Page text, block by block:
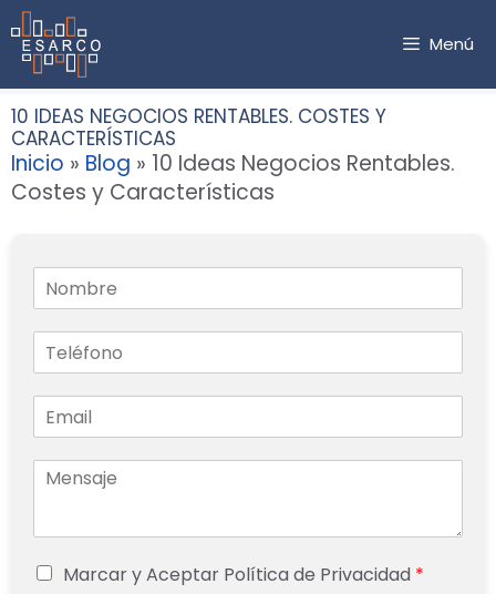
Saltar
al
contenido
Menú
10 IDEAS NEGOCIOS RENTABLES. COSTES Y
CARACTERÍSTICAS
Inicio » Blog » 10 Ideas Negocios Rentables.
Costes y Características
Marcar y Aceptar Política de Privacidad *